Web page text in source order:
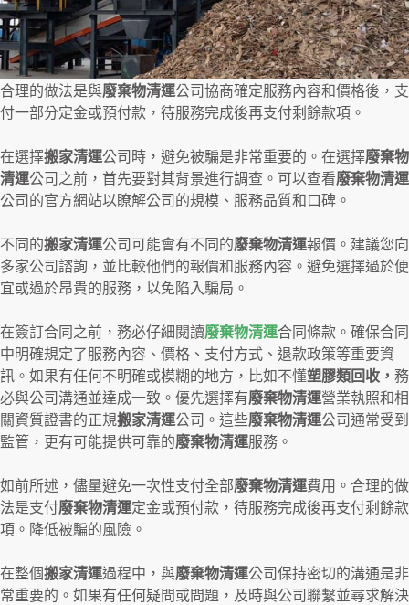
合理的做法是與廢棄物清運公司協商確定服務內容和價格後，支
付一部分定金或預付款，待服務完成後再支付剩餘款項。
在選擇搬家清運公司時，避免被騙是非常重要的。在選擇廢棄物
清運公司之前，首先要對其背景進行調查。可以查看廢棄物清運
公司的官方網站以瞭解公司的規模、服務品質和口碑。
不同的搬家清運公司可能會有不同的廢棄物清運報價。建議您向
多家公司諮詢，並比較他們的報價和服務內容。避免選擇過於便
宜或過於昂貴的服務，以免陷入騙局。
在簽訂合同之前，務必仔細閱讀廢棄物清運合同條款。確保合同
中明確規定了服務內容、價格、支付方式、退款政策等重要資
訊。如果有任何不明確或模糊的地方，比如不懂塑膠類回收， 務
必與公司溝通並達成一致。優先選擇有廢棄物清運營業執照和相
關資質證書的正規搬家清運公司。這些廢棄物清運公司通常受到
監管，更有可能提供可靠的廢棄物清運服務。
如前所述，儘量避免一次性支付全部廢棄物清運費用。合理的做
法是支付廢棄物清運定金或預付款，待服務完成後再支付剩餘款
項。降低被騙的風險。
在整個搬家清運過程中，與廢棄物清運公司保持密切的溝通是非
常重要的。如果有任何疑問或問題，及時與公司聯繫並尋求解決